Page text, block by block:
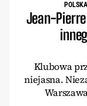
POLSKA
Jean-
Klubowa
niejasna.